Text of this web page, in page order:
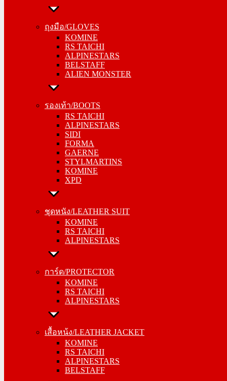
ถุงมือ/GLOVES
KOMINE
RS TAICHI
ALPINESTARS
BELSTAFF
ALIEN MONSTER
รองเท้า/BOOTS
RS TAICHI
ALPINESTARS
SIDI
FORMA
GAERNE
STYLMARTINS
KOMINE
XPD
ชุดหนัง/LEATHER SUIT
KOMINE
RS TAICHI
ALPINESTARS
การ์ด/PROTECTOR
KOMINE
RS TAICHI
ALPINESTARS
เสื้อหน้ง/LEATHER JACKET
KOMINE
RS TAICHI
ALPINESTARS
BELSTAFF
ถุงมือ/GLOVES
RS TAICHI
ALPINESTARS
BELSTAFF
ALIEN MONSTER
รองเท้า/BOOTS
ALPINESTARS
SIDI
FORMA
GAERNE
STYLMARTINS
KOMINE
XPD
ชุดหนัง/LEATHER SUIT
RS TAICHI
ALPINESTARS
การ์ด/PROTECTOR
RS TAICHI
ALPINESTARS
เสื้อหน้ง/LEATHER JACKET
RS TAICHI
ALPINESTARS
BELSTAFF